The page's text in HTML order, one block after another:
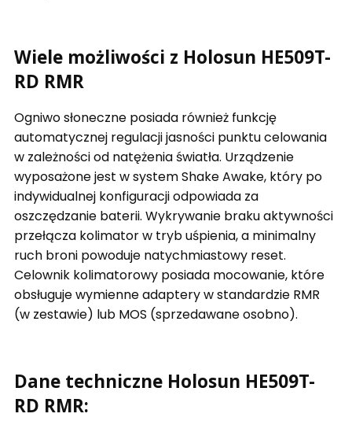
Wiele możliwości z Holosun HE509T-
RD RMR
Ogniwo słoneczne posiada również funkcję
automatycznej regulacji jasności punktu celowania
w zależności od natężenia światła. Urządzenie
wyposażone jest w system Shake Awake, który po
indywidualnej konfiguracji odpowiada za
oszczędzanie baterii. Wykrywanie braku aktywności
przełącza kolimator w tryb uśpienia, a minimalny
ruch broni powoduje natychmiastowy reset.
Celownik kolimatorowy posiada mocowanie, które
obsługuje wymienne adaptery w standardzie RMR
(w zestawie) lub MOS (sprzedawane osobno).
Dane techniczne Holosun HE509T-
RD RMR: